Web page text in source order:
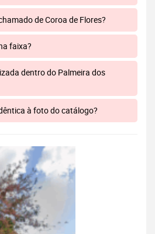
de Coroa de Flores?
faixa?
dentro do Palmeira dos
à foto do catálogo?